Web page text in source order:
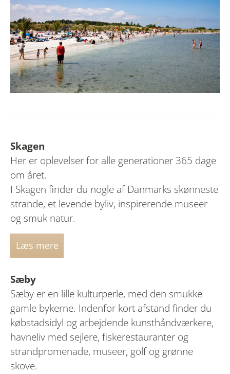
Skagen
Her er oplevelser for alle generationer 365 dage
om året.
I Skagen finder du nogle af Danmarks skønneste
strande, et levende byliv, inspirerende museer
og smuk natur.
Læs mere
Sæby
Sæby er en lille kulturperle, med den smukke
gamle bykerne. Indenfor kort afstand finder du
købstadsidyl og arbejdende kunsthåndværkere,
havneliv med sejlere, fiskerestauranter og
strandpromenade, museer, golf og grønne
skove.